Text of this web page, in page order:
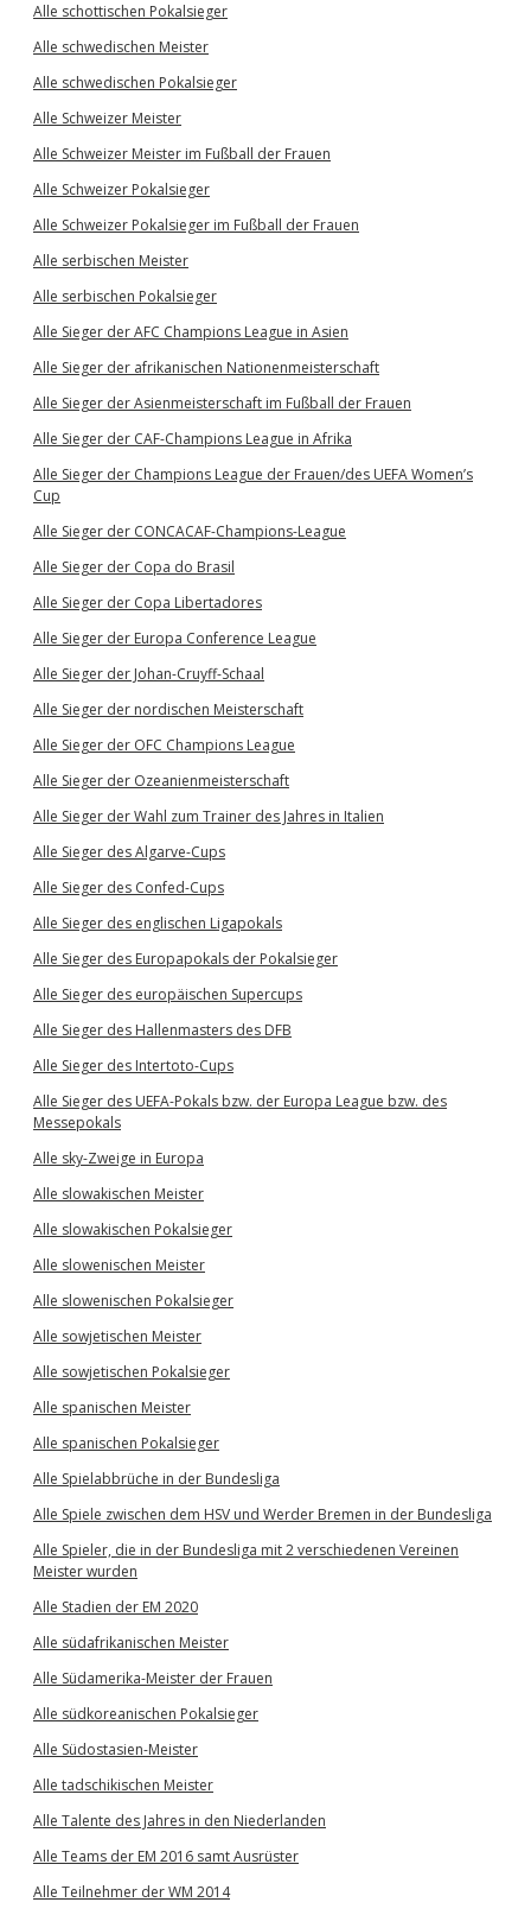
Alle schottischen Pokalsieger
Alle schwedischen Meister
Alle schwedischen Pokalsieger
Alle Schweizer Meister
Alle Schweizer Meister im Fußball der Frauen
Alle Schweizer Pokalsieger
Alle Schweizer Pokalsieger im Fußball der Frauen
Alle serbischen Meister
Alle serbischen Pokalsieger
Alle Sieger der AFC Champions League in Asien
Alle Sieger der afrikanischen Nationenmeisterschaft
Alle Sieger der Asienmeisterschaft im Fußball der Frauen
Alle Sieger der CAF-Champions League in Afrika
Alle Sieger der Champions League der Frauen/des UEFA Women’s
Cup
Alle Sieger der CONCACAF-Champions-League
Alle Sieger der Copa do Brasil
Alle Sieger der Copa Libertadores
Alle Sieger der Europa Conference League
Alle Sieger der Johan-Cruyff-Schaal
Alle Sieger der nordischen Meisterschaft
Alle Sieger der OFC Champions League
Alle Sieger der Ozeanienmeisterschaft
Alle Sieger der Wahl zum Trainer des Jahres in Italien
Alle Sieger des Algarve-Cups
Alle Sieger des Confed-Cups
Alle Sieger des englischen Ligapokals
Alle Sieger des Europapokals der Pokalsieger
Alle Sieger des europäischen Supercups
Alle Sieger des Hallenmasters des DFB
Alle Sieger des Intertoto-Cups
Alle Sieger des UEFA-Pokals bzw. der Europa League bzw. des
Messepokals
Alle sky-Zweige in Europa
Alle slowakischen Meister
Alle slowakischen Pokalsieger
Alle slowenischen Meister
Alle slowenischen Pokalsieger
Alle sowjetischen Meister
Alle sowjetischen Pokalsieger
Alle spanischen Meister
Alle spanischen Pokalsieger
Alle Spielabbrüche in der Bundesliga
Alle Spiele zwischen dem HSV und Werder Bremen in der Bundesliga
Alle Spieler, die in der Bundesliga mit 2 verschiedenen Vereinen
Meister wurden
Alle Stadien der EM 2020
Alle südafrikanischen Meister
Alle Südamerika-Meister der Frauen
Alle südkoreanischen Pokalsieger
Alle Südostasien-Meister
Alle tadschikischen Meister
Alle Talente des Jahres in den Niederlanden
Alle Teams der EM 2016 samt Ausrüster
Alle Teilnehmer der WM 2014